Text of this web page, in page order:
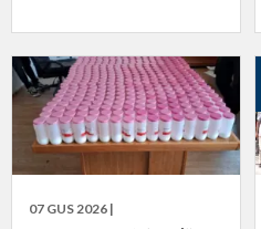
07 GUS 2026 |